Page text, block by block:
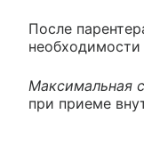
После
необходимости
Максимальная
при приеме